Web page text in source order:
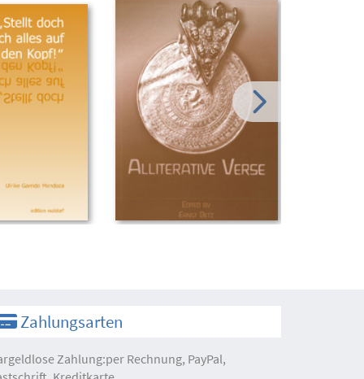
Zahlungsarten
Zahlung:per Rechnung, PayPal,